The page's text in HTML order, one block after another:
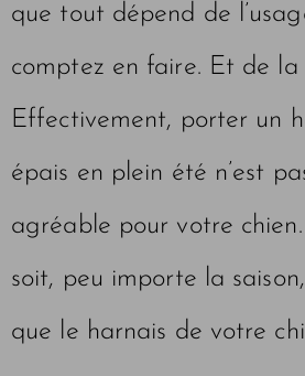
que tout dépend de
comptez en faire. Et de la
Effectivement, porter un
épais en plein été n’est
agréable pour votre
soit, peu importe la
que le harnais de votre